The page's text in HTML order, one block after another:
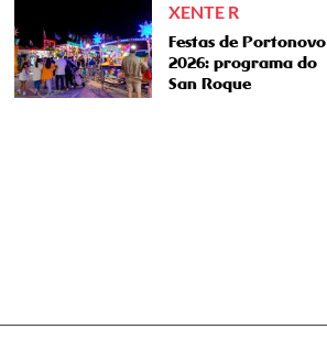
XENTE R
Festas de Portonovo
2026: programa do
San Roque